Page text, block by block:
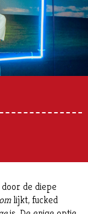
de diepe
lijkt, fucked